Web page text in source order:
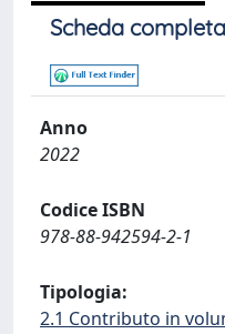
Scheda
Anno
2022
Codice ISBN
978-88-942594-2-1
Tipologia:
2.1 Contributo in